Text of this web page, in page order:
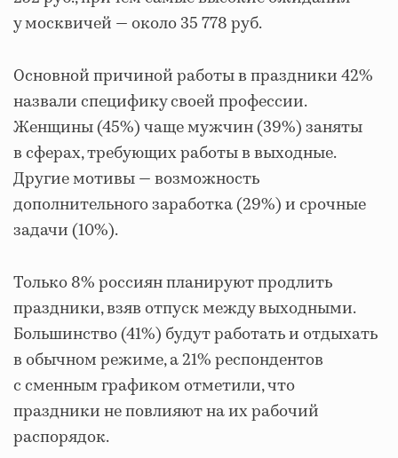
у москвичей — около 35 778 руб.
Основной причиной работы в праздники 42%
назвали специфику своей профессии.
Женщины (45%) чаще мужчин (39%) заняты
в сферах, требующих работы в выходные.
Другие мотивы — возможность
дополнительного заработка (29%) и срочные
задачи (10%).
Только 8% россиян планируют продлить
праздники, взяв отпуск между выходными.
Большинство (41%) будут работать и отдыхать
в обычном режиме, а 21% респондентов
с сменным графиком отметили, что
праздники не повлияют на их рабочий
распорядок.